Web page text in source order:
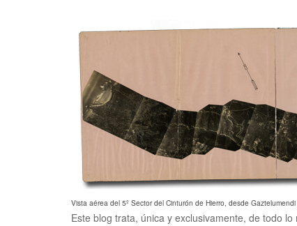
Vista aérea del 5º Sector del Cinturón de Hierro, desde
Este blog trata, única y exclusivamente, de todo